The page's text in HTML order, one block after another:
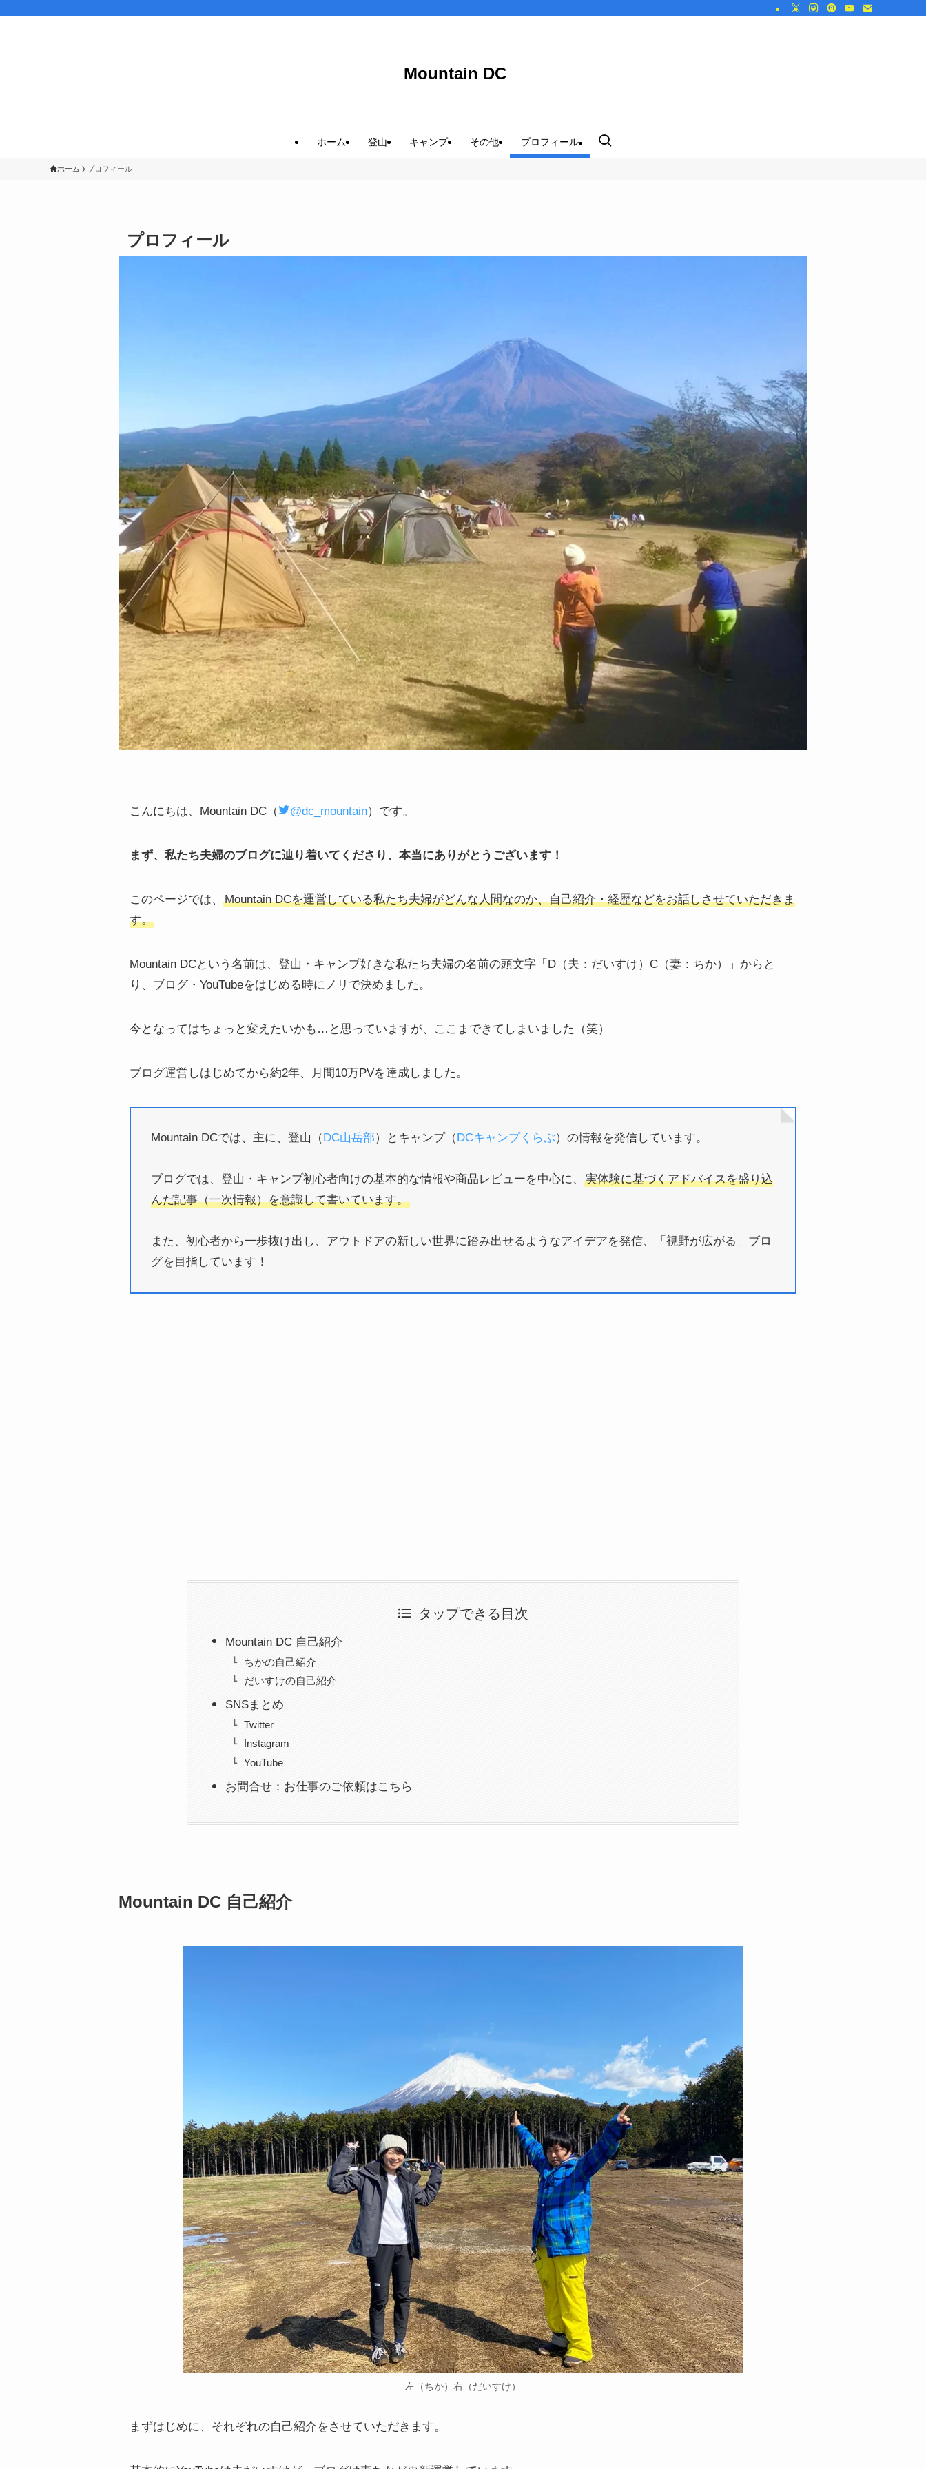
Mountain DC
ホーム 登山 キャンプ その他 プロフィール
ホーム プロフィール
プロフィール
こんにちは、Mountain DC（ @dc_mountain）です。
まず、私たち夫婦のブログに辿り着いてくださり、本当にありがとうございます！
このページでは、
Mountain DCを運営している私たち夫婦がどんな人間なのか、自己紹介・経歴などをお話しさせていただきま
す。
Mountain DCという名前は、登山・キャンプ好きな私たち夫婦の名前の頭文字「D（夫：だいすけ）C（妻：ちか）」からと
り、ブログ・YouTubeをはじめる時にノリで決めました。
今となってはちょっと変えたいかも…と思っていますが、ここまできてしまいました（笑）
ブログ運営しはじめてから約2年、月間10万PVを達成しました。
Mountain DCでは、主に、登山（ DC山岳部）とキャンプ（ DCキャンプくらぶ）の情報を発信しています。
ブログでは、登山・キャンプ初心者向けの基本的な情報や商品レビューを中心に、
実体験に基づくアドバイスを盛り込
んだ記事（一次情報）を意識して書いています。
また、初心者から一歩抜け出し、アウトドアの新しい世界に踏み出せるようなアイデアを発信、「視野が広がる」ブロ
グを目指しています！
タップできる目次
Mountain DC 自己紹介
ちかの自己紹介
だいすけの自己紹介
SNSまとめ
Twitter
Instagram
YouTube
お問合せ：お仕事のご依頼はこちら
Mountain DC 自己紹介
左（ちか）右（だいすけ）
まずはじめに、それぞれの自己紹介をさせていただきます。